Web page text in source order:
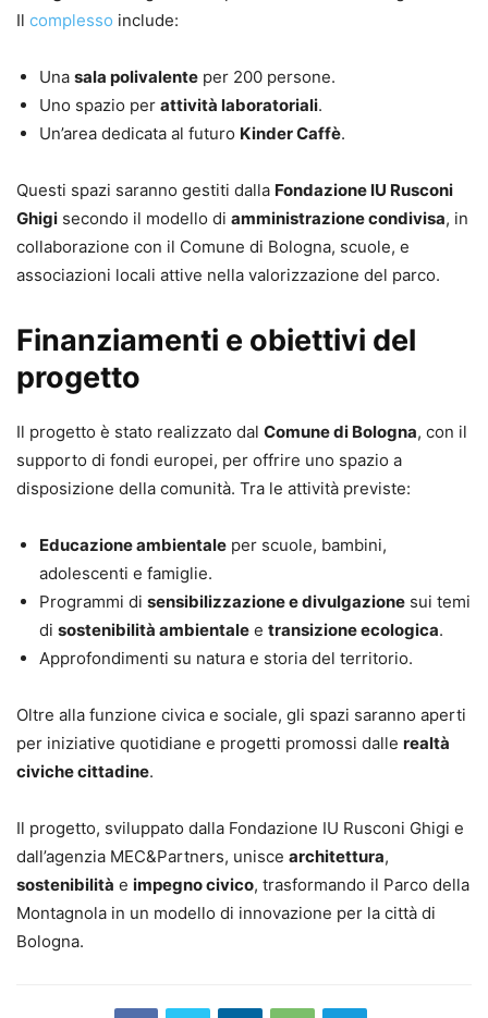
Il complesso include:
Una sala polivalente per 200 persone.
Uno spazio per attività laboratoriali.
Un’area dedicata al futuro Kinder Caffè.
Questi spazi saranno gestiti dalla Fondazione IU Rusconi
Ghigi secondo il modello di amministrazione condivisa, in
collaborazione con il Comune di Bologna, scuole, e
associazioni locali attive nella valorizzazione del parco.
Finanziamenti e obiettivi del
progetto
Il progetto è stato realizzato dal Comune di Bologna, con il
supporto di fondi europei, per offrire uno spazio a
disposizione della comunità. Tra le attività previste:
Educazione ambientale per scuole, bambini,
adolescenti e famiglie.
Programmi di sensibilizzazione e divulgazione sui temi
di sostenibilità ambientale e transizione ecologica.
Approfondimenti su natura e storia del territorio.
Oltre alla funzione civica e sociale, gli spazi saranno aperti
per iniziative quotidiane e progetti promossi dalle realtà
civiche cittadine.
Il progetto, sviluppato dalla Fondazione IU Rusconi Ghigi e
dall’agenzia MEC&Partners, unisce architettura,
sostenibilità e impegno civico, trasformando il Parco della
Montagnola in un modello di innovazione per la città di
Bologna.